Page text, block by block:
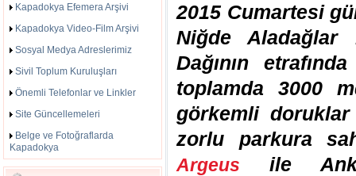
Kapadokya Efemera Arşivi
Kapadokya Video-Film Arşivi
Sosyal Medya Adreslerimiz
Sivil Toplum Kuruluşları
Önemli Telefonlar ve Linkler
Site Güncellemeleri
Belge ve Fotoğraflarda
Kapadokya
2015 Cumartesi
Niğde Aladağlar
Dağının
toplamda 3000
görkemli
zorlu parkura
Argeus
ile